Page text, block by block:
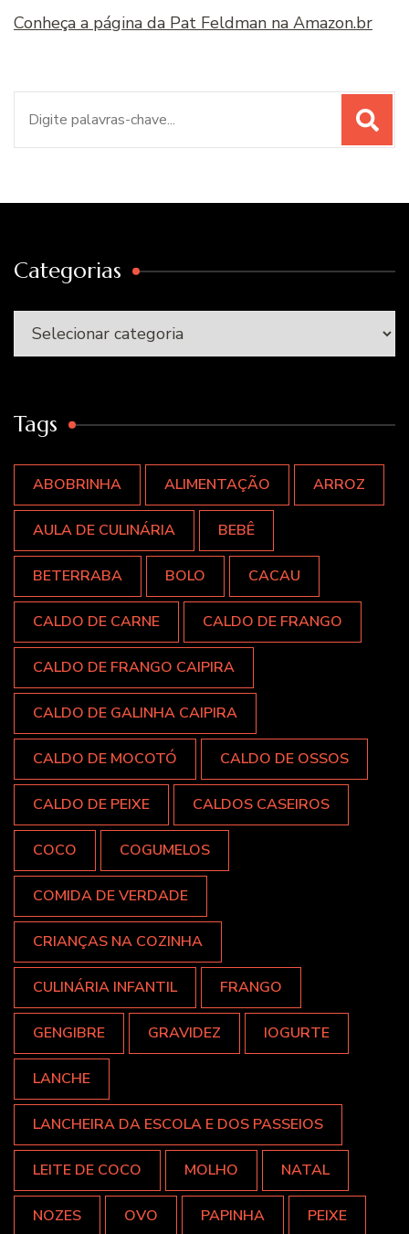
Conheça a página da Pat Feldman na Amazon.br
Categorias
Categorias
Tags
ABOBRINHA ALIMENTAÇÃO ARROZ
AULA DE CULINÁRIA BEBÊ
BETERRABA BOLO CACAU
CALDO DE CARNE CALDO DE FRANGO
CALDO DE FRANGO CAIPIRA
CALDO DE GALINHA CAIPIRA
CALDO DE MOCOTÓ CALDO DE OSSOS
CALDO DE PEIXE CALDOS CASEIROS
COCO COGUMELOS
COMIDA DE VERDADE
CRIANÇAS NA COZINHA
CULINÁRIA INFANTIL FRANGO
GENGIBRE GRAVIDEZ IOGURTE
LANCHE
LANCHEIRA DA ESCOLA E DOS PASSEIOS
LEITE DE COCO MOLHO NATAL
NOZES OVO PAPINHA PEIXE